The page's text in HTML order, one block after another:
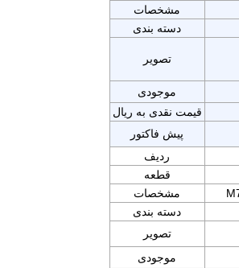
مشخصات
دسته بندی
تصویر
موجودی
قیمت نقدی به ریال
پیش فاکتور
ردیف
قطعه
مشخصات
دسته بندی
تصویر
موجودی